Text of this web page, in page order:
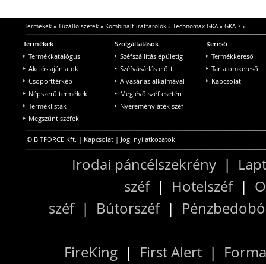
Termékek» Tűzálló széfek» Kombinált irattárolók» Technomax GKA» GKA 7»
Termékek
Termékkatalógus
Akciós ajánlatok
Csoporttérkép
Népszerű termékek
Terméklisták
Megszűnt széfek
Szolgáltatások
Széfszállítás épületig
Széfvásárlás előtt
A vásárlás alkalmával
Meglévő széf esetén
Nyereményjáték széf
Kereső
Termékkereső
Tartalomkereső
Kapcsolat
© BITFORCE Kft. | Kapcsolat | Jogi nyilatkozatok
Irodai páncélszekrény |
széf| Hotelszéf|
széf| Bútorszéf|
FireKing | First Alert |